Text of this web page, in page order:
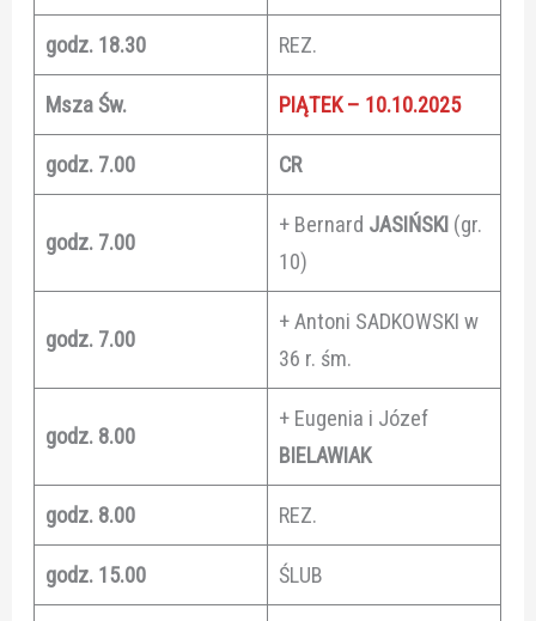
godz. 18.30 REZ.
Msza Św. PIĄTEK – 10.10.2025
godz. 7.00 CR
godz. 7.00
+ Bernard JASIŃSKI (gr.
10)
godz. 7.00
+ Antoni SADKOWSKI w
36 r. śm.
godz. 8.00
+ Eugenia i Józef
BIELAWIAK
godz. 8.00 REZ.
godz. 15.00 ŚLUB